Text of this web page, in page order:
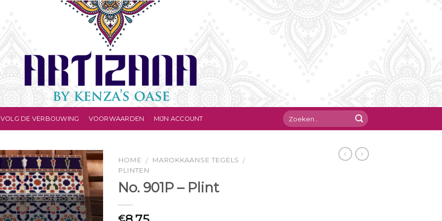
VOLG DE VERBOUWING VOORWAARDEN MIJN ACCOUNT
HOME / MAROKKAANSE TEGELS /
PLINTEN
No. 901P – Plint
€